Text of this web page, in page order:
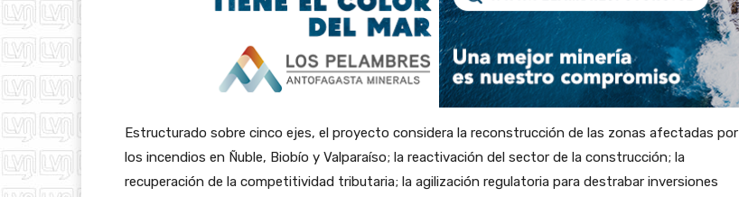
Estructurado sobre cinco ejes, el proyecto considera la reconstrucción de las zonas afectadas por
los incendios en Ñuble, Biobío y Valparaíso; la reactivación del sector de la construcción; la
recuperación de la competitividad tributaria; la agilización regulatoria para destrabar inversiones